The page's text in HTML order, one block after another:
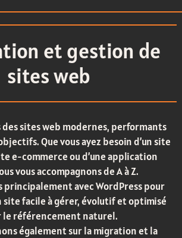
et gestion de
sites web
des sites web modernes, performants
Que vous ayez besoin d’un site
e-commerce ou d’une application
vous accompagnons de A à Z.
principalement avec WordPress pour
site facile à gérer, évolutif et optimisé
le référencement naturel.
également sur la migration et la